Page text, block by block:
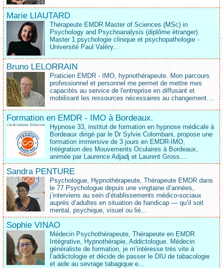
Marie LIAUTARD
Thérapeute EMDR Master of Sciences (MSc) in
Psychology and Psychoanalysis (diplôme étranger).
Master 1 psychologie clinique et psychopathologie -
Université Paul Valéry...
Bruno LELORRAIN
Praticien EMDR - IMO, hypnothérapeute. Mon parcours
professionnel et personnel me permet de mettre mes
capacités au service de l'entreprise en diffusant et
mobilisant les ressources nécessaires au changement....
Formation en EMDR - IMO à Bordeaux.
Hypnose 33, institut de formation en hypnose médicale à
Bordeaux dirigé par le Dr Sylvie Colombani, propose une
formation immersive de 3 jours en EMDR-IMO,
Intégration des Mouvements Oculaires à Bordeaux,
animée par Laurence Adjadj et Laurent Gross....
Sandra PENTURE
Psychologue, Hypnothérapeute, Thérapeute EMDR dans
le 77 Psychologue depuis une vingtaine d’années,
j’interviens au sein d’établissements médico‑sociaux
auprès d’adultes en situation de handicap — qu’il soit
mental, psychique, visuel ou lié...
Sophie VINAO
Médecin Psychothérapeute, Thérapeute en EMDR
Intégrative, Hypnothérapie, Addictologue. Médecin
généraliste de formation, je m’intéresse très vite à
l’addictologie et décide de passer le DIU de tabacologie
et aide au sevrage tabagique e...